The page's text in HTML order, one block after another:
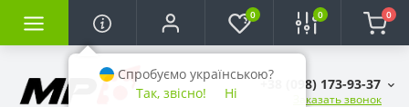
0 0 0
+38 (098) 173-93-37
Заказать звонок
Спробуємо українською?
Так, звісно!
Ні